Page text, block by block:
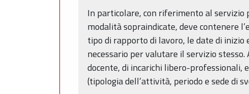
In particolare, con riferimento al servizio
modalità sopraindicate, deve contenere
tipo di rapporto di lavoro, le date di
necessario per valutare il servizio
docente, di incarichi libero-professionali,
(tipologia dell’attività, periodo e sede di